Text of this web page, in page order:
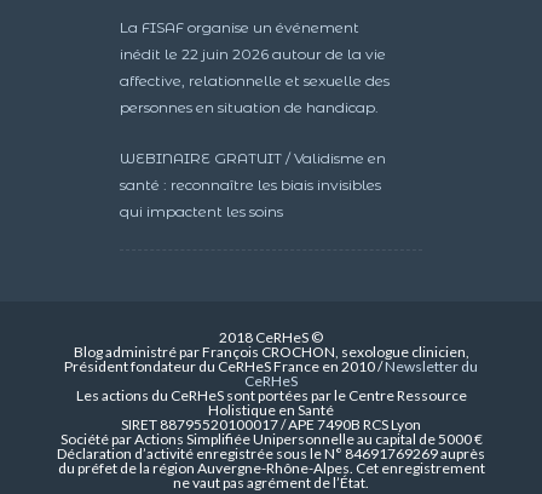
La FISAF organise un événement
inédit le 22 juin 2026 autour de la vie
affective, relationnelle et sexuelle des
personnes en situation de handicap.
WEBINAIRE GRATUIT / Validisme en
santé : reconnaître les biais invisibles
qui impactent les soins
2018 CeRHeS ©
Blog administré par François CROCHON, sexologue clinicien,
Président fondateur du CeRHeS France en 2010 /Newsletter du
CeRHeS
Les actions du CeRHeS sont portées par le Centre Ressource
Holistique en Santé
SIRET 88795520100017 / APE 7490B RCS Lyon
Société par Actions Simplifiée Unipersonnelle au capital de 5000 €
Déclaration d’activité enregistrée sous le N° 84691769269 auprès
du préfet de la région Auvergne-Rhône-Alpes. Cet enregistrement
ne vaut pas agrément de l’État.